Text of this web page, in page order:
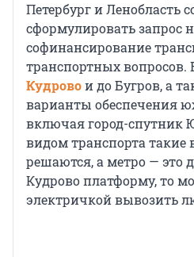
Петербург и Ленобласть
сформулировать запрос
софинансирование
транспортных вопросов.
Кудровои до Бугров, а
варианты обеспечения
включая город-
видом транспорта такие
решаются, а метро — это
Кудрово платформу, то
электричкой вывозить